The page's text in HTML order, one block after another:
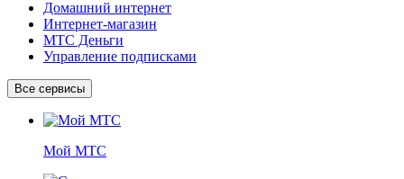
Домашний интернет
Интернет-магазин
МТС Деньги
Управление подписками
Все сервисы
Мой МТС